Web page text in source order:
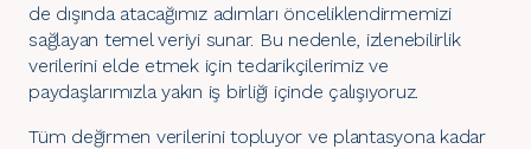
de dışında atacağımız adımları önceliklendirmemizi
sağlayan temel veriyi sunar. Bu nedenle, izlenebilirlik
verilerini elde etmek için tedarikçilerimiz ve
paydaşlarımızla yakın iş birliği içinde çalışıyoruz.
Tüm değirmen verilerini topluyor ve plantasyona kadar